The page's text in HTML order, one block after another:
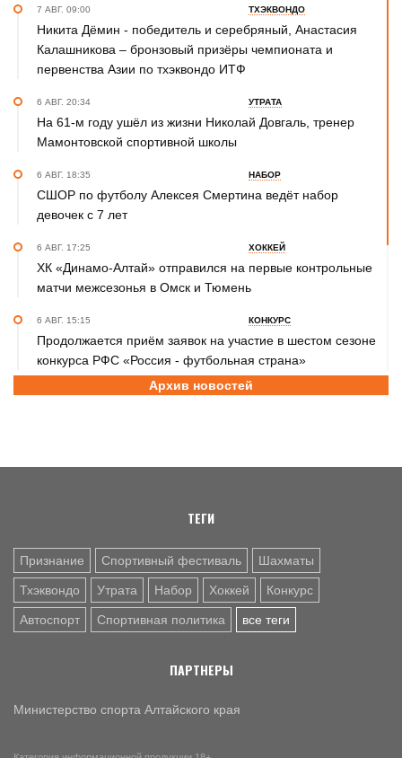
7 АВГ. 09:00 ТХЭКВОНДО
Никита Дёмин - победитель и серебряный, Анастасия
Калашникова – бронзовый призёры чемпионата и
первенства Азии по тхэквондо ИТФ
6 АВГ. 20:34 УТРАТА
На 61-м году ушёл из жизни Николай Довгаль, тренер
Мамонтовской спортивной школы
6 АВГ. 18:35 НАБОР
СШОР по футболу Алексея Смертина ведёт набор
девочек с 7 лет
6 АВГ. 17:25 ХОККЕЙ
ХК «Динамо-Алтай» отправился на первые контрольные
матчи межсезонья в Омск и Тюмень
6 АВГ. 15:15 КОНКУРС
Продолжается приём заявок на участие в шестом сезоне
конкурса РФС «Россия - футбольная страна»
СПОРТИВНАЯ ПОЛИТИКА
6 АВГ. 12:55 ГРЕБЛЯ НА БАЙДАРКАХ И КАНОЭ
Архив новостей
ТЕГИ
Признание Спортивный фестиваль Шахматы
Тхэквондо Утрата Набор Хоккей Конкурс
Автоспорт Спортивная политика все теги
ПАРТНЕРЫ
Министерство спорта Алтайского края